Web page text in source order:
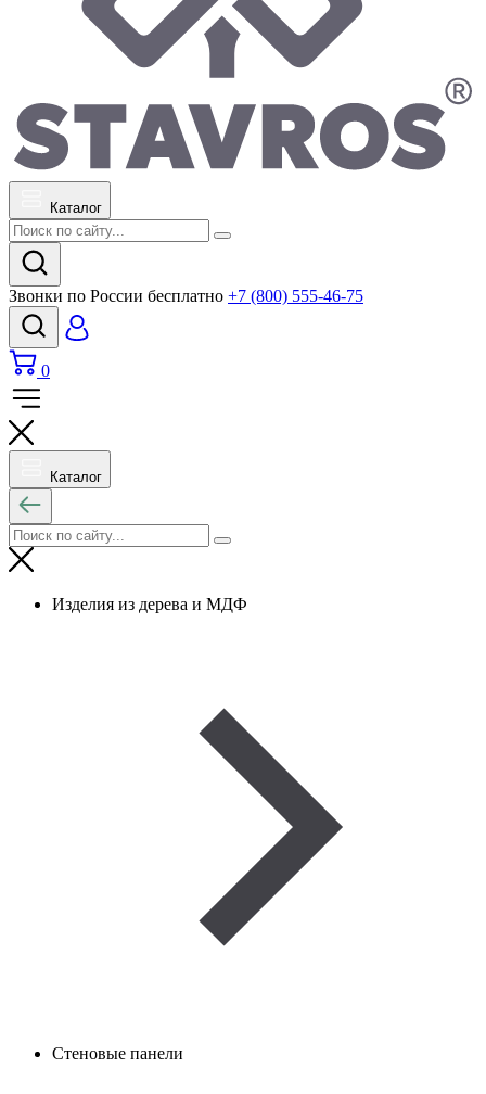
Каталог
Звонки по России бесплатно +7 (800) 555-46-75
0
Каталог
Изделия из дерева и МДФ
Стеновые панели